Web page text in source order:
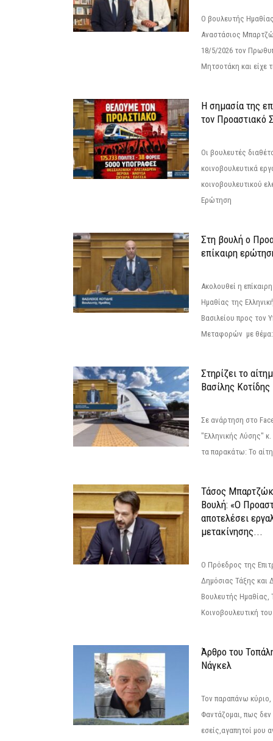
Ο βουλευτής
Αναστάσιος
18/5/2026 τον
Μητσοτάκη και είχε
Η σημασία της
τον Προαστιακό
Οι βουλευτές
κοινοβουλευτικά
κοινοβουλευτικού
Ερώτηση
Στη βουλή ο
επίκαιρη
Ακολουθεί η
Ημαθίας της
Βασιλείου προς τον
Μεταφορών με θέμα:
Στηρίζει το
Βασίλης Κοτίδης
Σε ανάρτηση στο
"Ελληνικής Λύσης"
τα παρακάτω: Το
Τάσος
Βουλή: «Ο
αποτελέσει
μετακίνησης...
Ο Πρόεδρος της
Δημόσιας Τάξης και
Βουλευτής
Κοινοβουλευτική
Άρθρο του
Νάγκελ
Τον παραπάνω
Φαντάζομαι, πως δεν
εσείς,αγαπητοί μου